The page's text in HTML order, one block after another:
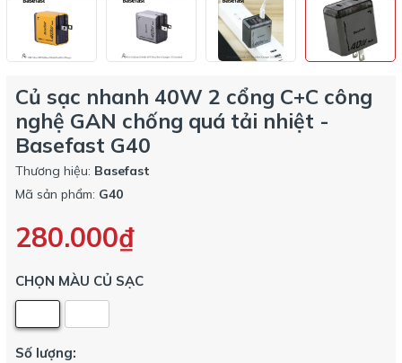
Củ sạc nhanh 40W 2 cổng C+C công
nghệ GAN chống quá tải nhiệt -
Basefast G40
Thương hiệu: Basefast
Mã sản phẩm: G40
280.000₫
CHỌN MÀU CỦ SẠC
Số lượng: